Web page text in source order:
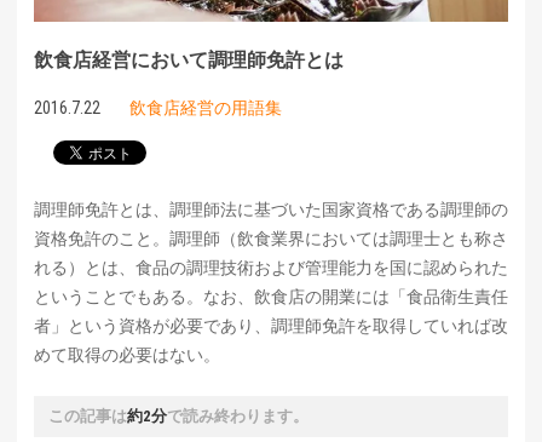
飲食店経営において調理師免許とは
2016.7.22 飲食店経営の用語集
調理師免許とは、調理師法に基づいた国家資格である調理師の
資格免許のこと。調理師（飲食業界においては調理士とも称さ
れる）とは、食品の調理技術および管理能力を国に認められた
ということでもある。なお、飲食店の開業には「食品衛生責任
者」という資格が必要であり、調理師免許を取得していれば改
めて取得の必要はない。
この記事は約2分で読み終わります。